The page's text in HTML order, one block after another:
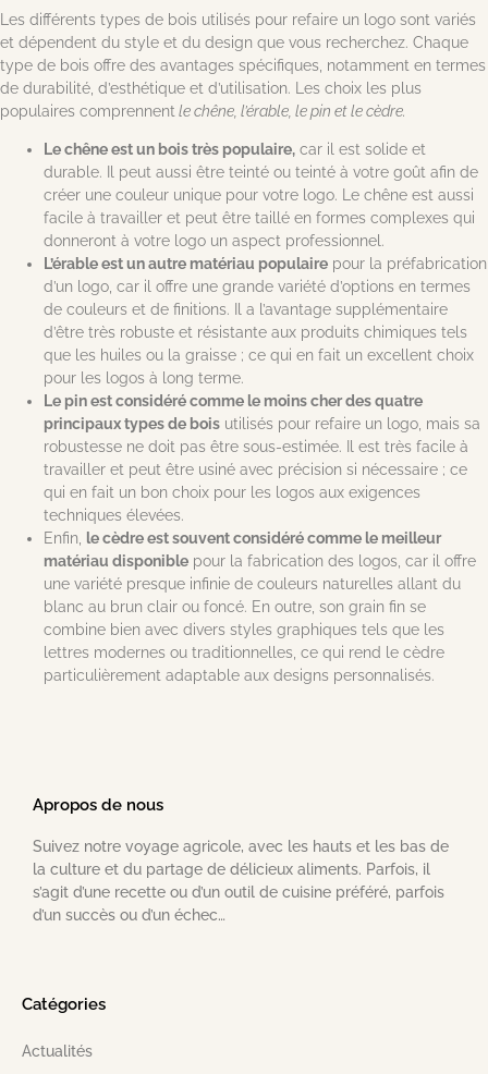
Les différents types de bois utilisés pour refaire un logo sont variés
et dépendent du style et du design que vous recherchez. Chaque
type de bois offre des avantages spécifiques, notamment en termes
de durabilité, d’esthétique et d’utilisation. Les choix les plus
populaires comprennent le chêne, l’érable, le pin et le cèdre.
Le chêne est un bois très populaire, car il est solide et
durable. Il peut aussi être teinté ou teinté à votre goût afin de
créer une couleur unique pour votre logo. Le chêne est aussi
facile à travailler et peut être taillé en formes complexes qui
donneront à votre logo un aspect professionnel.
L’érable est un autre matériau populaire pour la préfabrication
d’un logo, car il offre une grande variété d’options en termes
de couleurs et de finitions. Il a l’avantage supplémentaire
d’être très robuste et résistante aux produits chimiques tels
que les huiles ou la graisse ; ce qui en fait un excellent choix
pour les logos à long terme.
Le pin est considéré comme le moins cher des quatre
principaux types de bois utilisés pour refaire un logo, mais sa
robustesse ne doit pas être sous-estimée. Il est très facile à
travailler et peut être usiné avec précision si nécessaire ; ce
qui en fait un bon choix pour les logos aux exigences
techniques élevées.
Enfin, le cèdre est souvent considéré comme le meilleur
matériau disponible pour la fabrication des logos, car il offre
une variété presque infinie de couleurs naturelles allant du
blanc au brun clair ou foncé. En outre, son grain fin se
combine bien avec divers styles graphiques tels que les
lettres modernes ou traditionnelles, ce qui rend le cèdre
particulièrement adaptable aux designs personnalisés.
Apropos de nous
Suivez notre voyage agricole, avec les hauts et les bas de
la culture et du partage de délicieux aliments. Parfois, il
s’agit d’une recette ou d’un outil de cuisine préféré, parfois
d’un succès ou d’un échec…
Catégories
Actualités